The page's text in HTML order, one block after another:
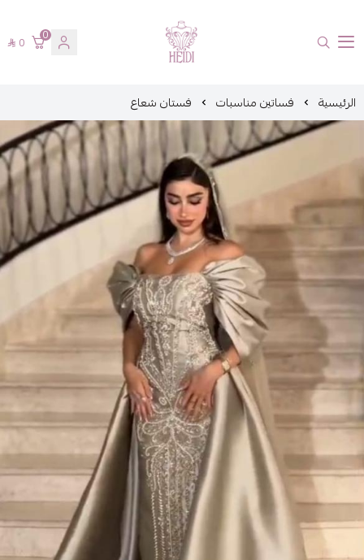
هايدي فاشن
0
0
الرئيسية فساتين مناسبات فستان شعاع